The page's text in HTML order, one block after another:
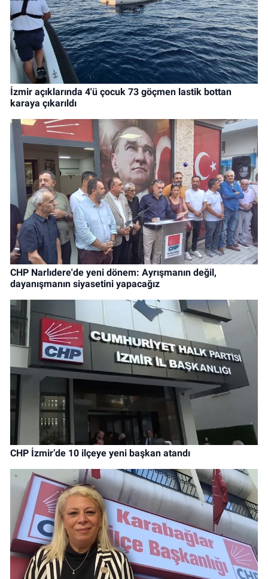
İzmir açıklarında 4'ü çocuk 73 göçmen lastik bottan
karaya çıkarıldı
CHP Narlıdere'de yeni dönem: Ayrışmanın değil,
dayanışmanın siyasetini yapacağız
CHP İzmir’de 10 ilçeye yeni başkan atandı